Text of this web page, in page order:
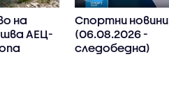
на
АЕЦ-
Спортни новини
(06.08.2026 -
следобедна)